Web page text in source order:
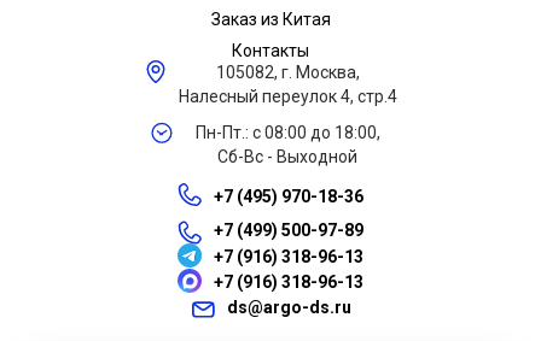
Заказ из Китая
Контакты
105082, г. Москва,
Налесный переулок 4, стр.4
Пн-Пт.: с 08:00 до 18:00,
Сб-Вс - Выходной
+7 (495) 970-18-36
+7 (499) 500-97-89
+7 (916) 318-96-13
+7 (916) 318-96-13
ds@argo-ds.ru